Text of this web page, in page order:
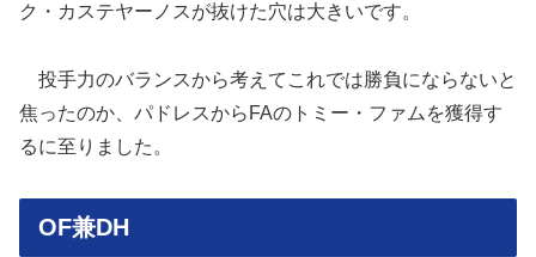
ク・カステヤーノスが抜けた穴は大きいです。
投手力のバランスから考えてこれでは勝負にならないと
焦ったのか、パドレスからFAのトミー・ファムを獲得す
るに至りました。
OF兼DH